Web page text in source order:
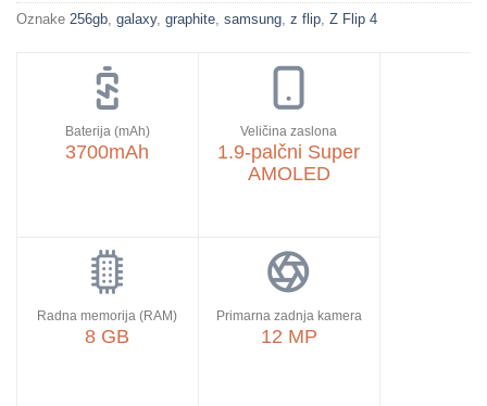
Oznake 256gb galaxy, graphite samsung z flip Z Flip 4
Baterija (mAh)
3700mAh
Veličina zaslona
1.9-palčni Super
AMOLED
Radna memorija (RAM)
8 GB
Primarna zadnja kamera
12 MP